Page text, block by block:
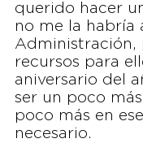
querido hacer
no me la habría
Administración,
recursos para
aniversario del
ser un poco
poco más en
necesario.